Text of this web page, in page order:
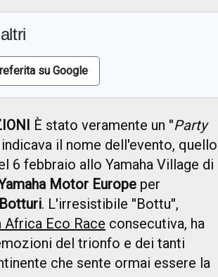
su Google
È stato veramente un ''Party
il nome dell'evento, quello
6 febbraio allo Yamaha Village di
Motor Europe per
. L'irresistibile ''Bottu'',
Eco Race consecutiva, ha
del trionfo e dei tanti
che sente ormai essere la